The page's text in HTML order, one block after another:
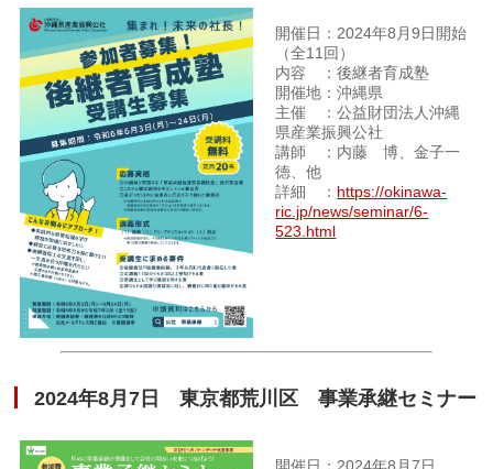
開催日：2024年8月9日開始
（全11回）
内容 ：後継者育成塾
開催地：沖縄県
主催 ：公益財団法人沖縄
県産業振興公社
講師 ：内藤 博、金子一
徳、他
詳細 ： https://okinawa-
ric.jp/news/seminar/6-
523.html
2024年8月7日 東京都荒川区 事業承継セミナー
開催日：2024年8月7日